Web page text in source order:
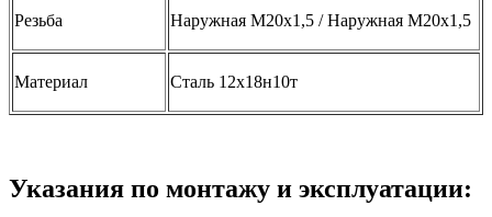
Резьба Наружная М20х1,5 / Наружная М20х1,5
Материал Сталь 12х18н10т
Указания по монтажу и эксплуатации: